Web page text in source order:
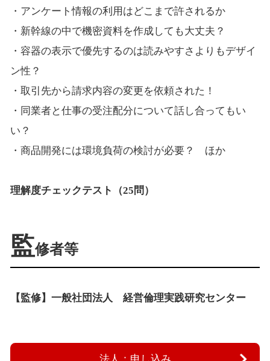
・アンケート情報の利用はどこまで許されるか
・新幹線の中で機密資料を作成しても大丈夫？
・容器の表示で優先するのは読みやすさよりもデザイ
ン性？
・取引先から請求内容の変更を依頼された！
・同業者と仕事の受注配分について話し合ってもい
い？
・商品開発には環境負荷の検討が必要？ ほか
理解度チェックテスト（25問）
監修者等
【監修】一般社団法人 経営倫理実践研究センター
法人：申し込み